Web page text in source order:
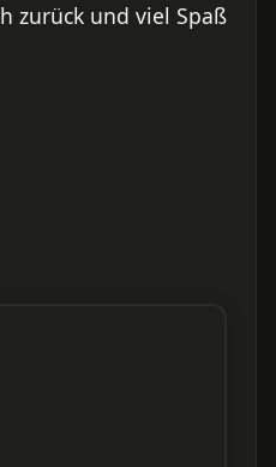
zurück und viel Spaß